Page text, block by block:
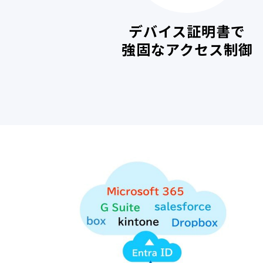
デバイス証明書で
強固なアクセス制御